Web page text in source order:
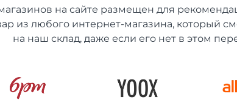
на сайте размещен для
из любого интернет-магазина, который
на наш склад, даже если его нет в этом